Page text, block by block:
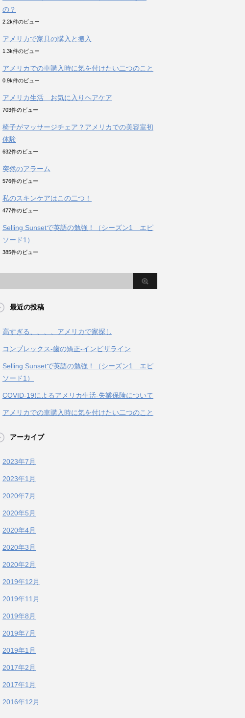
の？
2.2k件のビュー
アメリカで家具の購入と搬入
1.3k件のビュー
アメリカでの車購入時に気を付けたい二つのこと
0.9k件のビュー
アメリカ生活 お気に入りヘアケア
703件のビュー
椅子がマッサージチェア？アメリカでの美容室初
体験
632件のビュー
突然のアラーム
576件のビュー
私のスキンケアはこの二つ！
477件のビュー
Selling Sunsetで英語の勉強！（シーズン1 エピ
ソード1）
385件のビュー
最近の投稿
高すぎる、、、、アメリカで家探し
コンプレックス-歯の矯正-インビザライン
Selling Sunsetで英語の勉強！（シーズン1 エピ
ソード1）
COVID-19によるアメリカ生活-失業保険について
アメリカでの車購入時に気を付けたい二つのこと
アーカイブ
2023年7月
2023年1月
2020年7月
2020年5月
2020年4月
2020年3月
2020年2月
2019年12月
2019年11月
2019年8月
2019年7月
2019年1月
2017年2月
2017年1月
2016年12月